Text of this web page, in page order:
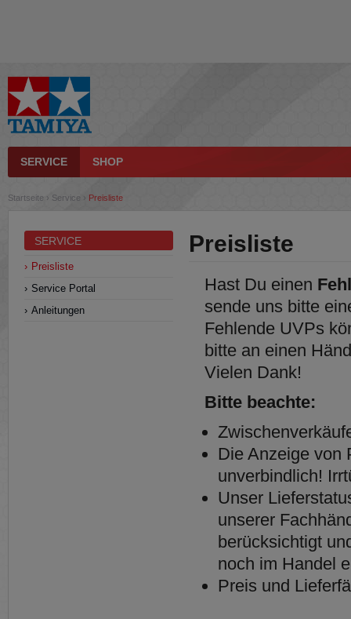
SERVICE SHOP
Startseite › Service › Preisliste
SERVICE
Preisliste
Service Portal
Anleitungen
Preisliste
Hast Du einen
sende uns bitte
Fehlende UVPs
bitte an einen
Vielen Dank!
Bitte beachte:
Die Anzeige von
unverbindlich!
Unser
unserer
berücksichtigt
noch im Handel
Preis und